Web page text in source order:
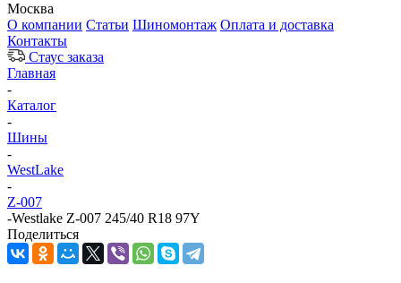
Москва
О компании Статьи Шиномонтаж Оплата и доставка
Контакты
Стаус заказа
Главная
-
Каталог
-
Шины
-
WestLake
-
Z-007
-Westlake Z-007 245/40 R18 97Y
Поделиться